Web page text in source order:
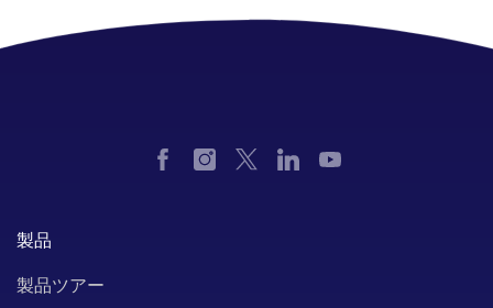
製品
製品ツアー